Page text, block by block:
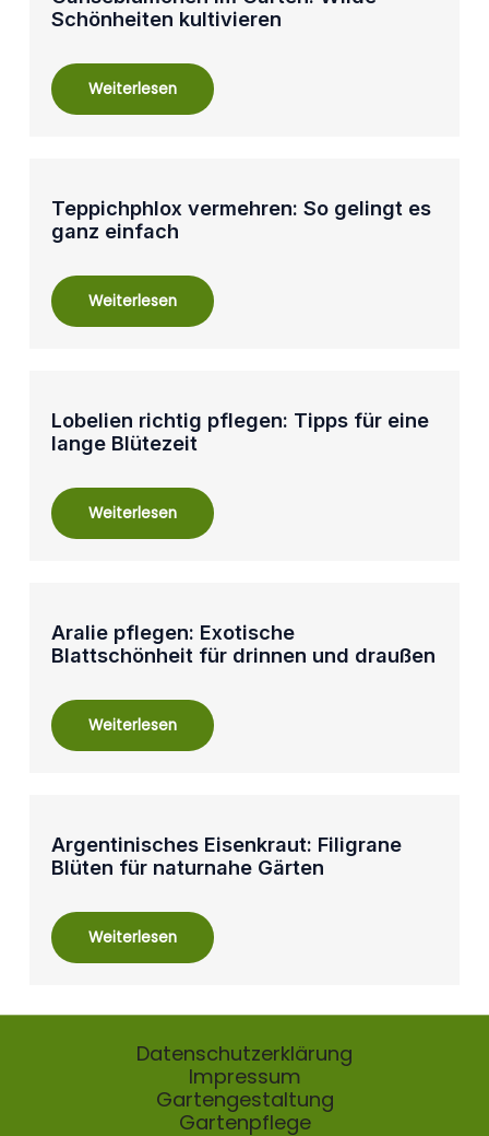
Schönheiten kultivieren
Weiterlesen
Teppichphlox vermehren: So gelingt es
ganz einfach
Weiterlesen
Lobelien richtig pflegen: Tipps für eine
lange Blütezeit
Weiterlesen
Aralie pflegen: Exotische
Blattschönheit für drinnen und draußen
Weiterlesen
Argentinisches Eisenkraut: Filigrane
Blüten für naturnahe Gärten
Weiterlesen
Datenschutzerklärung
Impressum
Gartengestaltung
Gartenpflege